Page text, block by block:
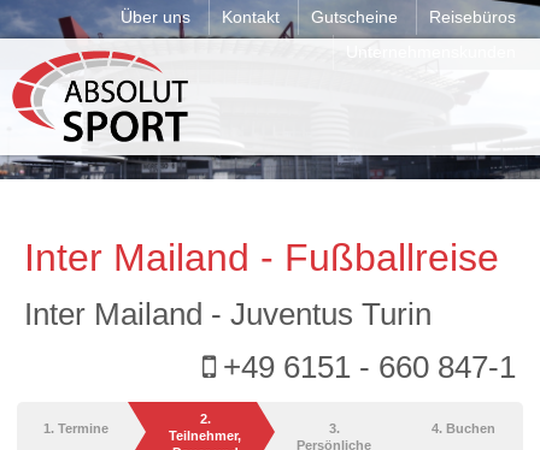
Über uns Kontakt Gutscheine
Reisebüros
Inter Mailand - Fußballreise
Inter Mailand - Juventus Turin
+49 6151 - 660 847-1
1. Termine
2.
Teilnehmer,
3.
Persönliche
4. Buchen